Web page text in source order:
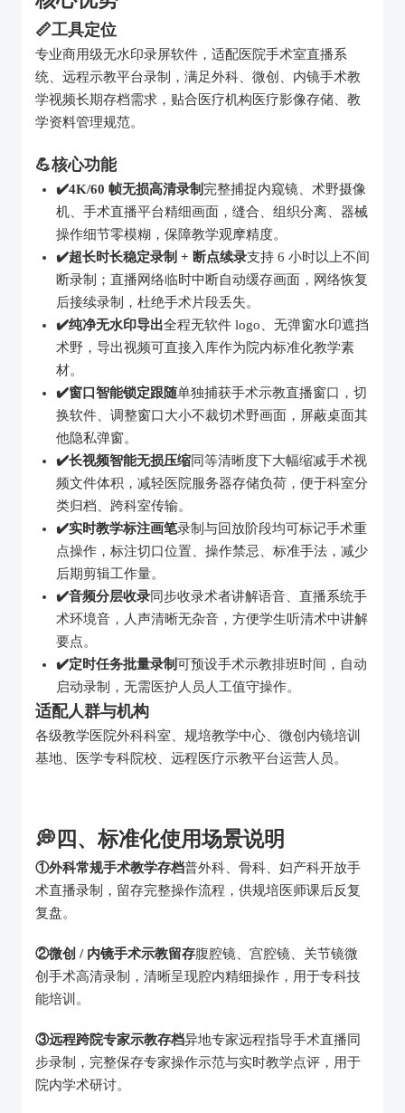
📏工具定位
专业商用级无水印录屏软件，适配医院手术室直播系
统、远程示教平台录制，满足外科、微创、内镜手术教
学视频长期存档需求，贴合医疗机构医疗影像存储、教
学资料管理规范。
💪核心功能
✔️4K/60 帧无损高清录制 完整捕捉内窥镜、术野摄像
机、手术直播平台精细画面，缝合、组织分离、器械
操作细节零模糊，保障教学观摩精度。
✔️超长时长稳定录制 + 断点续录支持 6 小时以上不间
断录制；直播网络临时中断自动缓存画面，网络恢复
后接续录制，杜绝手术片段丢失。
✔️纯净无水印导出全程无软件 logo、无弹窗水印遮挡
术野，导出视频可直接入库作为院内标准化教学素
材。
✔️窗口智能锁定跟随单独捕获手术示教直播窗口，切
换软件、调整窗口大小不裁切术野画面，屏蔽桌面其
他隐私弹窗。
✔️长视频智能无损压缩同等清晰度下大幅缩减手术视
频文件体积，减轻医院服务器存储负荷，便于科室分
类归档、跨科室传输。
✔️实时教学标注画笔录制与回放阶段均可标记手术重
点操作，标注切口位置、操作禁忌、标准手法，减少
后期剪辑工作量。
✔️音频分层收录同步收录术者讲解语音、直播系统手
术环境音，人声清晰无杂音，方便学生听清术中讲解
要点。
✔️定时任务批量录制可预设手术示教排班时间，自动
启动录制，无需医护人员人工值守操作。
适配人群与机构
各级教学医院外科科室、规培教学中心、微创内镜培训
基地、医学专科院校、远程医疗示教平台运营人员。
💭四、标准化使用场景说明
①外科常规手术教学存档普外科、骨科、妇产科开放手
术直播录制，留存完整操作流程，供规培医师课后反复
复盘。
②微创 / 内镜手术示教留存腹腔镜、宫腔镜、关节镜微
创手术高清录制，清晰呈现腔内精细操作，用于专科技
能培训。
③远程跨院专家示教存档异地专家远程指导手术直播同
步录制，完整保存专家操作示范与实时教学点评，用于
院内学术研讨。